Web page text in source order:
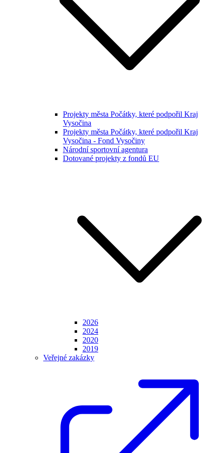
Projekty města Počátky, které podpořil Kraj
Vysočina
Projekty města Počátky, které podpořil Kraj
Vysočina - Fond Vysočiny
Národní sportovní agentura
Dotované projekty z fondů EU
2026
2024
2020
2019
Veřejné zakázky